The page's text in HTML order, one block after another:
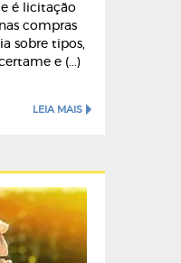
é licitação
compras
sobre tipos,
e (...)
LEIA MAIS